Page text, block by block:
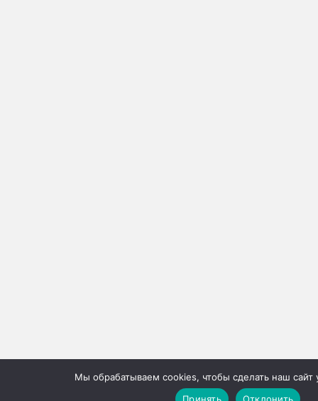
Мы обрабатываем cookies, чтобы сделать наш сайт
Принять
Отклонить